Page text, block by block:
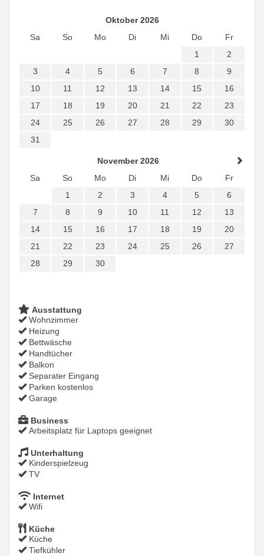
Oktober 2026
Sa
So Mo Di Mi Do
Fr
1
2
3
4 5 6 7 8
9
10
11 12 13 14 15
16
17
18 19 20 21 22
23
24
25 26 27 28 29
30
31
November 2026
Sa
So Mo Di Mi Do
Fr
1
2 3 4 5
6
7
8 9 10 11 12
13
14
15 16 17 18 19
20
21
22 23 24 25 26
27
28
29 30
Ausstattung
Wohnzimmer
Heizung
Bettwäsche
Handtücher
Balkon
Separater Eingang
Parken kostenlos
Garage
Business
Arbeitsplatz für Laptops geeignet
Unterhaltung
Kinderspielzeug
TV
Internet
Wifi
Küche
Küche
Tiefkühler